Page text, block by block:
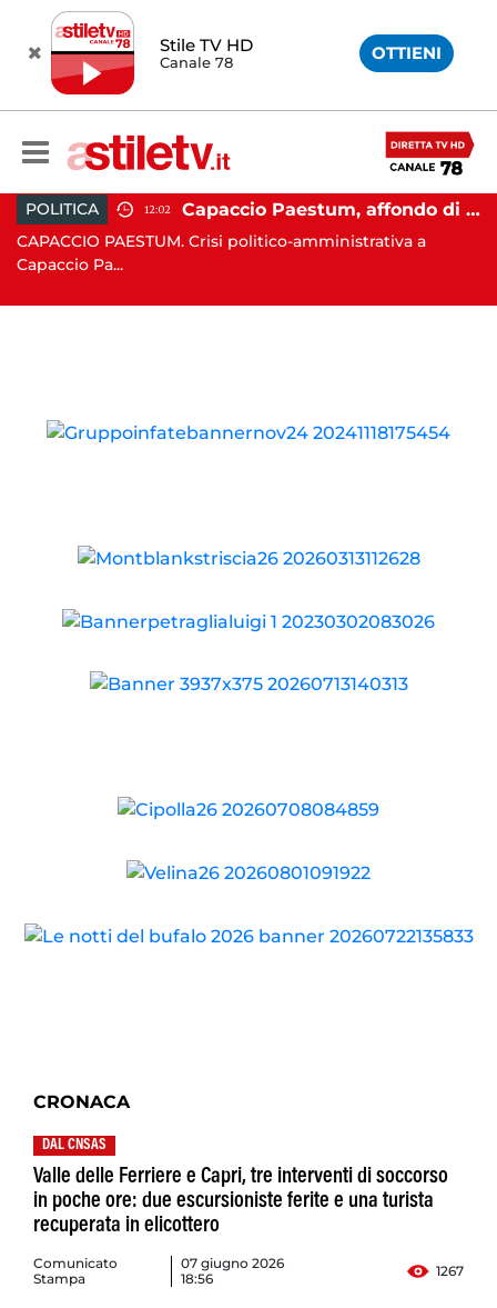
Stile TV HD
Canale 78 OTTIENI
POLITICA 12:02 Capaccio Paestum, affondo di Forza Italia: "Paolino è arrivato al capolinea"
CAPACCIO PAESTUM. Crisi politico-amministrativa a
Capaccio Pa...
CRONACA
DAL CNSAS
Valle delle Ferriere e Capri, tre interventi di soccorso
in poche ore: due escursioniste ferite e una turista
recuperata in elicottero
Comunicato
Stampa
07 giugno 2026
18:56
1267